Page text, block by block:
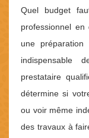
Quel budget
professionnel
une
indispensable
prestataire
détermine si
ou voir même
des travaux à